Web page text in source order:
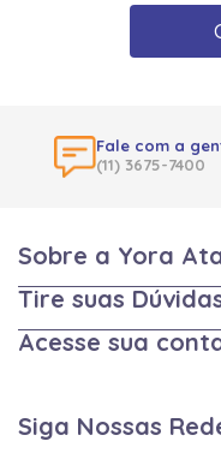
Fale com a
(11) 3675-7400
Sobre a Yora
Tire suas
Acesse sua
Siga Nossas